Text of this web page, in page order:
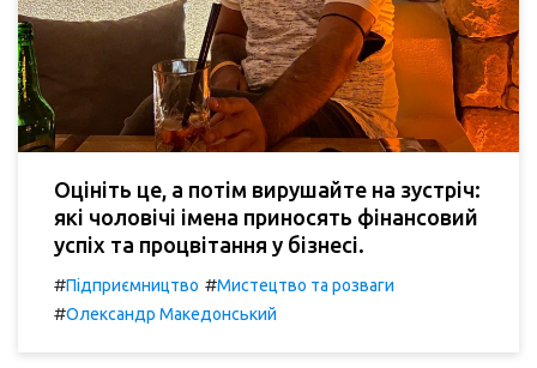
Оцініть це, а потім вирушайте на зустріч:
які чоловічі імена приносять фінансовий
успіх та процвітання у бізнесі.
#Підприємництво #Мистецтво та розваги
#Олександр Македонський